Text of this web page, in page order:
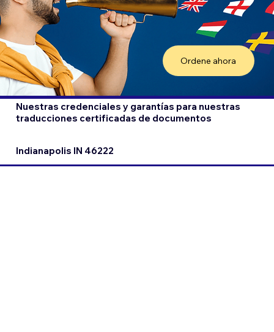
Ordene ahora
Nuestras credenciales y garantías para nuestras
traducciones certificadas de documentos
Indianapolis IN 46222